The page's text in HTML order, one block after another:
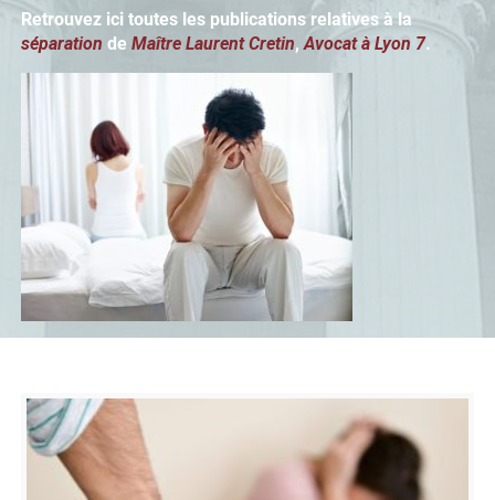
Retrouvez ici toutes les publications relatives à la
séparation de Maître Laurent Cretin,Avocat à Lyon 7.